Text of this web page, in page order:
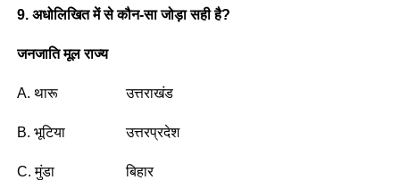
9. अधोलिखित में से कौन-सा जोड़ा सही है?
जनजाति मूल राज्य
A. थारू उत्तराखंड
B. भूटिया उत्तरप्रदेश
C. मुंडा बिहार